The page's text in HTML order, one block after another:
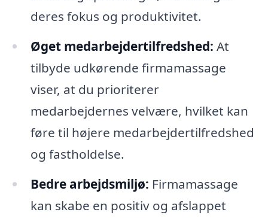
deres fokus og produktivitet.
Øget medarbejdertilfredshed: At
tilbyde udkørende firmamassage
viser, at du prioriterer
medarbejdernes velvære, hvilket kan
føre til højere medarbejdertilfredshed
og fastholdelse.
Bedre arbejdsmiljø: Firmamassage
kan skabe en positiv og afslappet